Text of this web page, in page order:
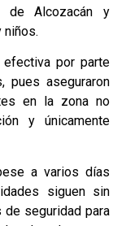
de Alcozacán y
niños.
efectiva por parte
pues aseguraron
en la zona no
y únicamente
a varios días
siguen sin
seguridad para